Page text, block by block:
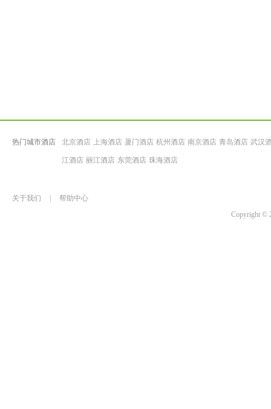
热门城市酒店 北京酒店 上海酒店 厦门酒店 杭州酒店 南京酒店 青岛酒店 武汉
江酒店 丽江酒店 东莞酒店 珠海酒店
关于我们
帮助中心
Copyright ©